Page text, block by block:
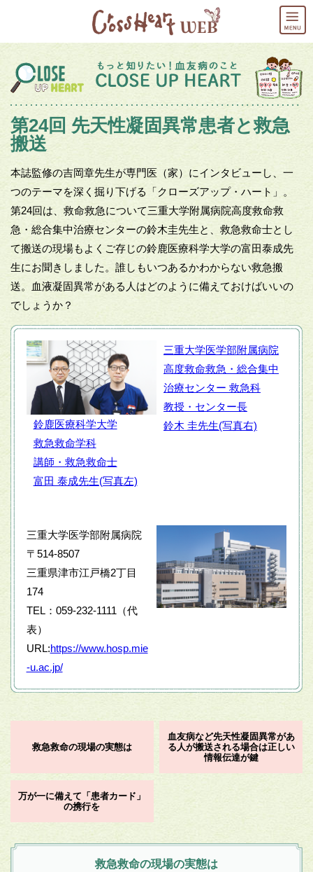
第24回 先天性凝固異常患者と救急
搬送
本誌監修の吉岡章先生が専門医（家）にインタビューし、一
つのテーマを深く掘り下げる「クローズアップ・ハート」。
第24回は、救命救急について三重大学附属病院高度救命救
急・総合集中治療センターの鈴木圭先生と、救急救命士とし
て搬送の現場もよくご存じの鈴鹿医療科学大学の富田泰成先
生にお聞きしました。誰しもいつあるかわからない救急搬
送。血液凝固異常がある人はどのように備えておけばいいの
でしょうか？
三重大学医学部附属病院
高度救命救急・総合集中
治療センター 救急科
教授・センター長
鈴木 圭先生(写真右)
鈴鹿医療科学大学
救急救命学科
講師・救急救命士
富田 泰成先生(写真左)
三重大学医学部附属病院
〒514-8507
三重県津市江戸橋2丁目
174
TEL：059-232-1111（代
表）
URL:https://www.hosp.mie
-u.ac.jp/
救急救命の現場の実態は
血友病など先天性凝固異常があ
る人が搬送される場合は正しい
情報伝達が鍵
万が一に備えて「患者カード」
の携行を
救急救命の現場の実態は